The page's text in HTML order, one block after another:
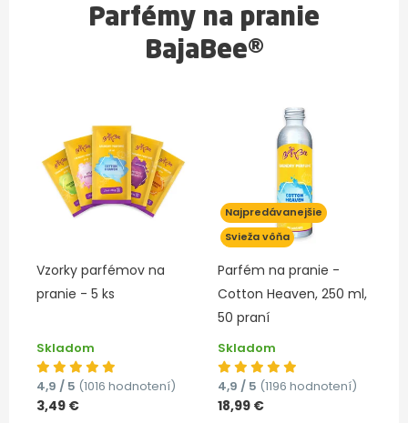
Parfémy na pranie
BajaBee®
Vzorky parfémov na
pranie - 5 ks
Skladom
4,9 / 5 (1016 hodnotení)
3,49 €
Najpredávanejšie
Svieža vôňa
Parfém na pranie -
Cotton Heaven, 250 ml,
50 praní
Skladom
4,9 / 5 (1196 hodnotení)
18,99 €